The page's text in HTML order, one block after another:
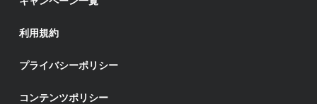
利用規約
プライバシーポリシー
コンテンツポリシー